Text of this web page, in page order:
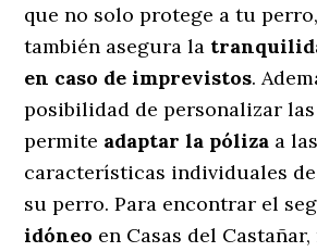
que no solo protege a tu
también asegura la
en caso de imprevistos.
posibilidad de personalizar
permite adaptar la póliza a las
características individuales
su perro. Para encontrar el
idóneo en Casas del